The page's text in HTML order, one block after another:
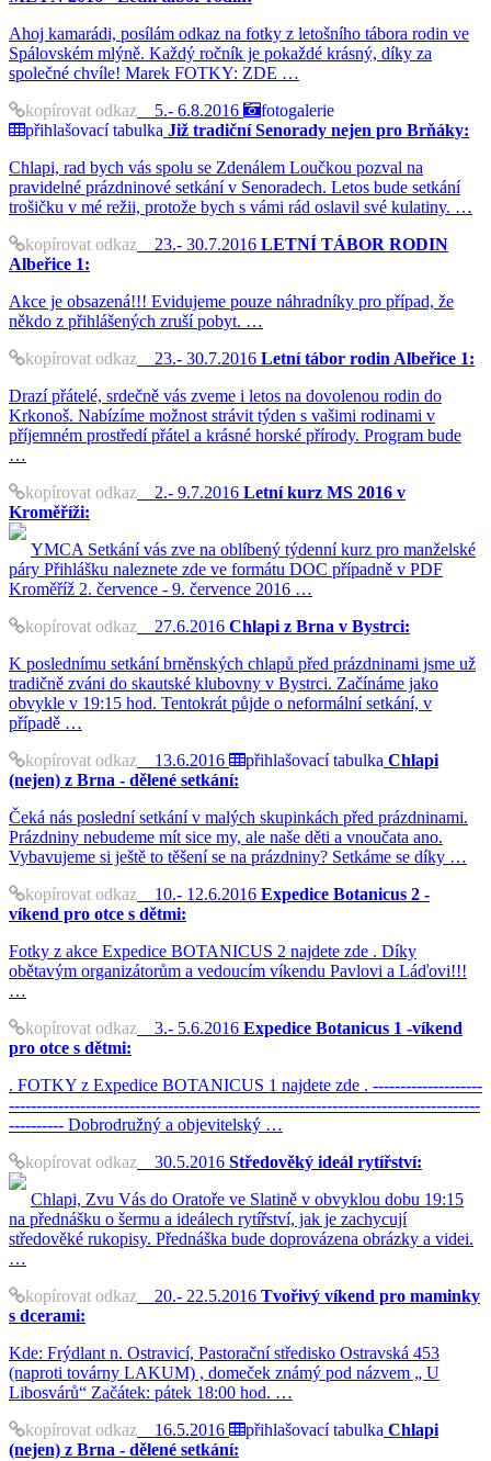
Ahoj kamarádi, posílám odkaz na fotky z letošního tábora rodin ve
Spálovském mlýně. Každý ročník je pokaždé krásný, díky za
společné chvíle! Marek FOTKY: ZDE …
kopírovat odkaz 5.- 6.8.2016
fotogalerie
přihlašovací tabulka Již tradiční Senorady nejen pro Brňáky:
Chlapi, rad bych vás spolu se Zdenálem Loučkou pozval na
pravidelné prázdninové setkání v Senoradech. Letos bude setkání
trošičku v mé režii, protože bych s vámi rád oslavil své kulatiny. …
kopírovat odkaz 23.- 30.7.2016 LETNÍ TÁBOR RODIN
Albeřice 1:
Akce je obsazená!!! Evidujeme pouze náhradníky pro případ, že
někdo z přihlášených zruší pobyt. …
kopírovat odkaz 23.- 30.7.2016 Letní tábor rodin Albeřice 1:
Drazí přátelé, srdečně vás zveme i letos na dovolenou rodin do
Krkonoš. Nabízíme možnost strávit týden s vašimi rodinami v
příjemném prostředí přátel a krásné horské přírody. Program bude
…
kopírovat odkaz 2.- 9.7.2016 Letní kurz MS 2016 v
Kroměříži:
YMCA Setkání vás zve na oblíbený týdenní kurz pro manželské
páry Přihlášku naleznete zde ve formátu DOC případně v PDF
Kroměříž 2. července - 9. července 2016 …
kopírovat odkaz 27.6.2016 Chlapi z Brna v Bystrci:
K poslednímu setkání brněnských chlapů před prázdninami jsme už
tradičně zváni do skautské klubovny v Bystrci. Začínáme jako
obvykle v 19:15 hod. Tentokrát půjde o neformální setkání, v
případě …
kopírovat odkaz 13.6.2016 přihlašovací tabulka Chlapi
(nejen) z Brna - dělené setkání:
Čeká nás poslední setkání v malých skupinkách před prázdninami.
Prázdniny nebudeme mít sice my, ale naše děti a vnoučata ano.
Vybavujeme si ještě to těšení se na prázdniny? Setkáme se díky …
kopírovat odkaz 10.- 12.6.2016 Expedice Botanicus 2 -
víkend pro otce s dětmi:
Fotky z akce Expedice BOTANICUS 2 najdete zde . Díky
obětavým organizátorům a vedoucím víkendu Pavlovi a Láďovi!!!
…
kopírovat odkaz 3.- 5.6.2016 Expedice Botanicus 1 -víkend
pro otce s dětmi:
. FOTKY z Expedice BOTANICUS 1 najdete zde . --------------------
--------------------------------------------------------------------------------------
---------- Dobrodružný a objevitelský …
kopírovat odkaz 30.5.2016 Středověký ideál rytířství:
Chlapi, Zvu Vás do Oratoře ve Slatině v obvyklou dobu 19:15
na přednášku o šermu a ideálech rytířství, jak je zachycují
středověké rukopisy. Přednáška bude doprovázena obrázky a videi.
…
kopírovat odkaz 20.- 22.5.2016 Tvořivý víkend pro maminky
s dcerami:
Kde: Frýdlant n. Ostravicí, Pastorační středisko Ostravská 453
(naproti továrny LAKUM) , domeček známý pod názvem „ U
Libosvárů“ Začátek: pátek 18:00 hod. …
kopírovat odkaz 16.5.2016 přihlašovací tabulka Chlapi
(nejen) z Brna - dělené setkání: